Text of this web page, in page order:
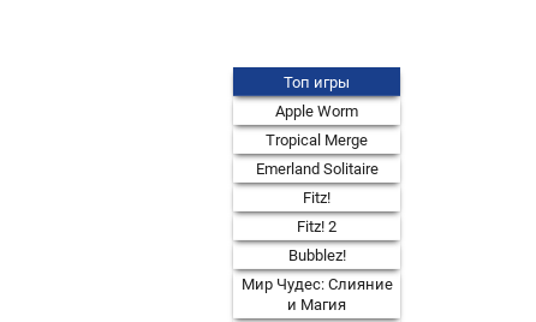
Топ игры
Apple Worm
Tropical Merge
Emerland Solitaire
Fitz!
Fitz! 2
Bubblez!
Мир Чудес: Слияние
и Магия